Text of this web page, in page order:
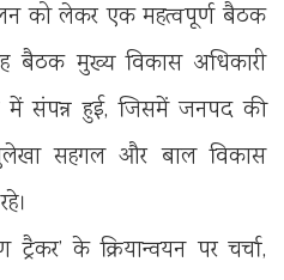
को लेकर एक महत्वपूर्ण बैठक
बैठक मुख्य विकास अधिकारी
में संपन्न हुई, जिसमें जनपद की
सुलेखा सहगल और बाल विकास
के क्रियान्वयन पर चर्चा,